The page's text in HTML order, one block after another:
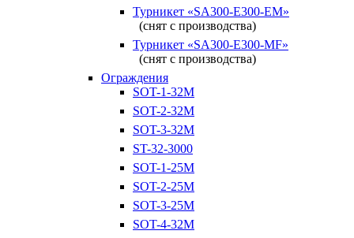
Турникет «SA300-Е300-EM»
(снят с производства)
Турникет «SA300-Е300-MF»
(снят с производства)
Ограждения
SOT-1-32М
SOT-2-32М
SOT-3-32М
ST-32-3000
SOT-1-25М
SOT-2-25М
SOT-3-25М
SOT-4-32M